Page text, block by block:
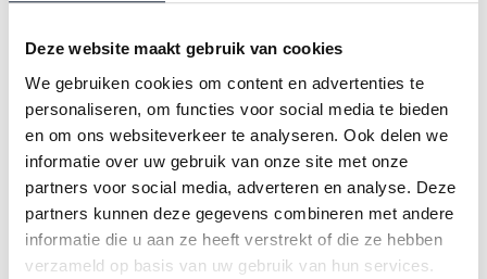
Deze website maakt gebruik van cookies
We gebruiken cookies om content en advertenties te
personaliseren, om functies voor social media te bieden
en om ons websiteverkeer te analyseren. Ook delen we
informatie over uw gebruik van onze site met onze
partners voor social media, adverteren en analyse. Deze
partners kunnen deze gegevens combineren met andere
informatie die u aan ze heeft verstrekt of die ze hebben
verzameld op basis van uw gebruik van hun services.
Opvallend is dat het aantal ontstane vacatures in branches in
het vierde kwartaal van 2022 is afgenomen ten opzichte van
het derde kwartaal. De sterkste daling zien we terug bij de
kinderopvang en de verpleging, verzorging en thuiszorg. In
vergelijking met andere branches is het aantal openstaande
vacatures binnen de verpleging, verzorging en thuiszorg